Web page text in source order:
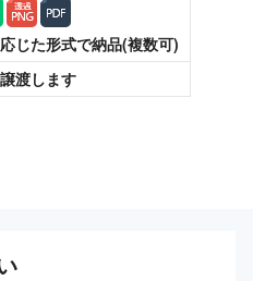
じた形式で納品(複数可)
渡します